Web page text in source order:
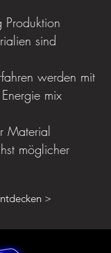
sind
werden mit
mix
Material
möglicher
>